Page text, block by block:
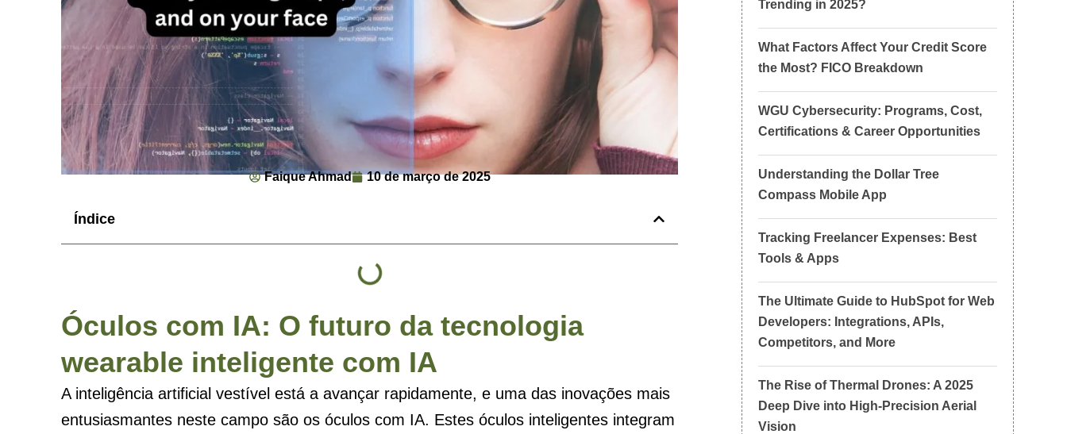
Faique Ahmad 10 de março de 2025
Índice
Óculos com IA: O futuro da tecnologia
wearable inteligente com IA
A inteligência artificial vestível está a avançar rapidamente, e uma das inovações mais
entusiasmantes neste campo são os óculos com IA. Estes óculos inteligentes integram
Trending in 2025?
What Factors Affect Your Credit Score
the Most? FICO Breakdown
WGU Cybersecurity: Programs, Cost,
Certifications & Career Opportunities
Understanding the Dollar Tree
Compass Mobile App
Tracking Freelancer Expenses: Best
Tools & Apps
The Ultimate Guide to HubSpot for Web
Developers: Integrations, APIs,
Competitors, and More
The Rise of Thermal Drones: A 2025
Deep Dive into High-Precision Aerial
Vision